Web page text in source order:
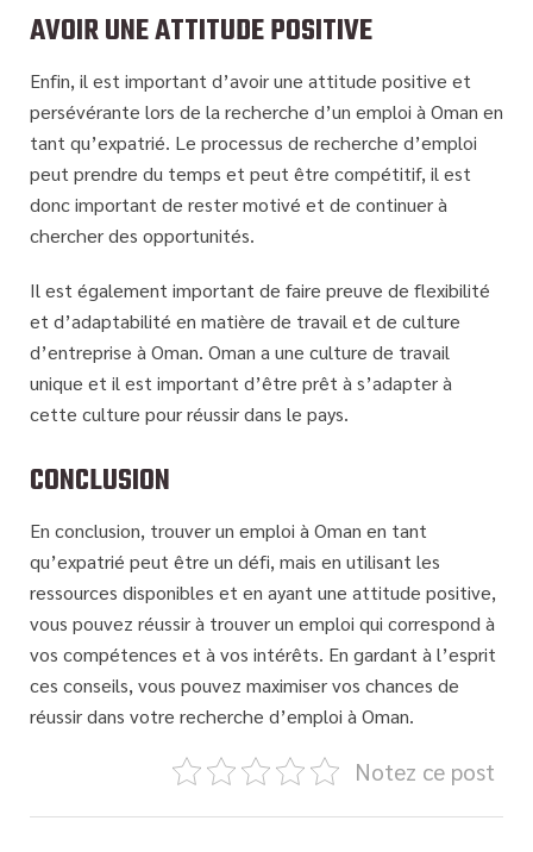
AVOIR UNE ATTITUDE POSITIVE
Enfin, il est important d’avoir une attitude positive et
persévérante lors de la recherche d’un emploi à Oman en
tant qu’expatrié. Le processus de recherche d’emploi
peut prendre du temps et peut être compétitif, il est
donc important de rester motivé et de continuer à
chercher des opportunités.
Il est également important de faire preuve de flexibilité
et d’adaptabilité en matière de travail et de culture
d’entreprise à Oman. Oman a une culture de travail
unique et il est important d’être prêt à s’adapter à
cette culture pour réussir dans le pays.
CONCLUSION
En conclusion, trouver un emploi à Oman en tant
qu’expatrié peut être un défi, mais en utilisant les
ressources disponibles et en ayant une attitude positive,
vous pouvez réussir à trouver un emploi qui correspond à
vos compétences et à vos intérêts. En gardant à l’esprit
ces conseils, vous pouvez maximiser vos chances de
réussir dans votre recherche d’emploi à Oman.
Notez ce post